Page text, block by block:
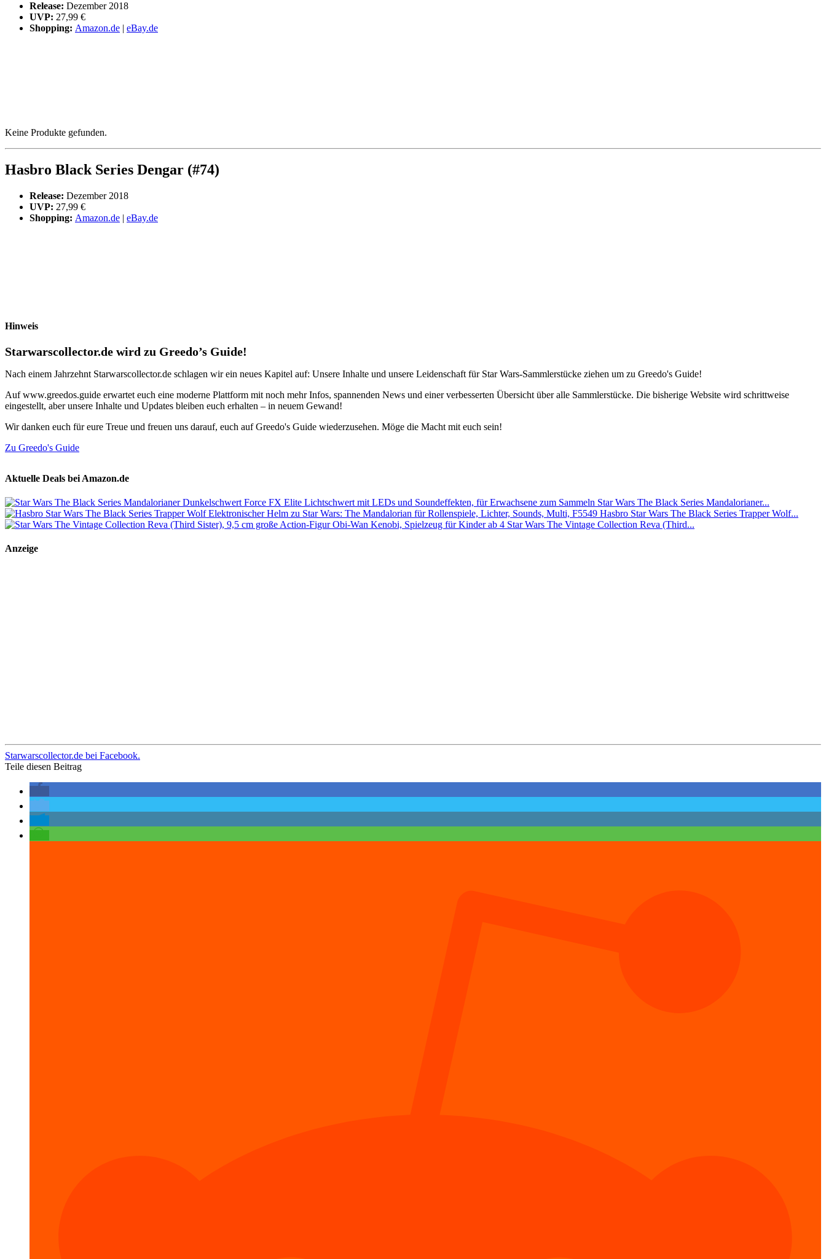
Release: Dezember 2018
UVP: 27,99 €
Shopping: Amazon.de eBay.de
Keine Produkte gefunden.
Hasbro Black Series Dengar (#74)
Release: Dezember 2018
UVP: 27,99 €
Shopping: Amazon.de | eBay.de
Hinweis
Starwarscollector.de wird zu Greedo’s Guide!
Nach einem Jahrzehnt Starwarscollector.de schlagen wir ein neues Kapitel auf: Unsere Inhalte und unsere Leidenschaft für Star Wars-Sammlerstücke ziehen um zu Greedo's Guide!
Auf www.greedos.guide erwartet euch eine moderne Plattform mit noch mehr Infos, spannenden News und einer verbesserten Übersicht über alle Sammlerstücke. Die bisherige Website wird schrittweise
eingestellt, aber unsere Inhalte und Updates bleiben euch erhalten – in neuem Gewand!
Wir danken euch für eure Treue und freuen uns darauf, euch auf Greedo's Guide wiederzusehen. Möge die Macht mit euch sein!
Zu Greedo's Guide
Aktuelle Deals bei Amazon.de
Star Wars The Black Series Mandalorianer...
Hasbro Star Wars The Black Series Trapper Wolf...
Star Wars The Vintage Collection Reva (Third...
Anzeige
Starwarscollector.de bei Facebook.
Teile diesen Beitrag